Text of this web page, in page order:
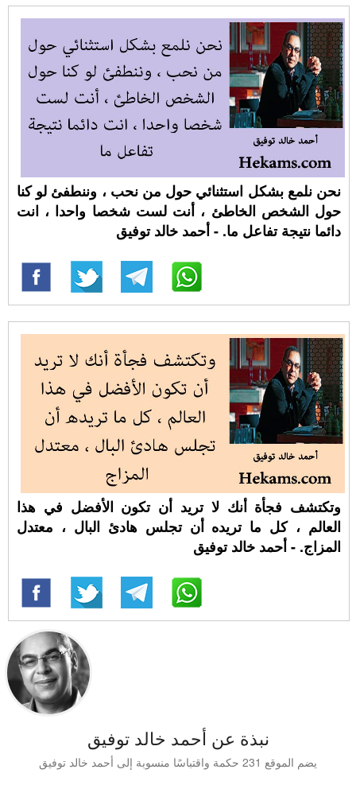
نحن نلمع بشكل استثنائي حول من نحب ، وننطفئ لو كنا
حول الشخص الخاطئ ، أنت لست شخصا واحدا ، انت
دائما نتيجة تفاعل ما. - أحمد خالد توفيق
وتكتشف فجأة أنك لا تريد أن تكون الأفضل في هذا
العالم ، كل ما تريده أن تجلس هادئ البال ، معتدل
المزاج. - أحمد خالد توفيق
نبذة عن أحمد خالد توفيق
يضم الموقع 231 حكمة واقتباسًا منسوبة إلى أحمد خالد توفيق